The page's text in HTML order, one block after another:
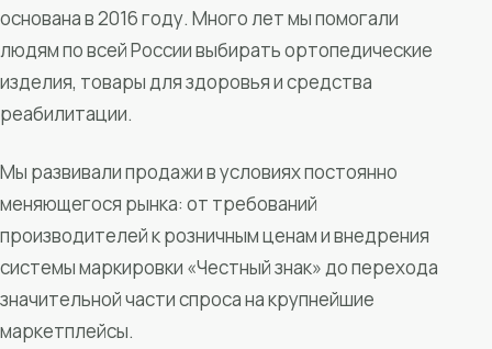
основана в 2016 году. Много лет мы помогали
людям по всей России выбирать ортопедические
изделия, товары для здоровья и средства
реабилитации.
Мы развивали продажи в условиях постоянно
меняющегося рынка: от требований
производителей к розничным ценам и внедрения
системы маркировки «Честный знак» до перехода
значительной части спроса на крупнейшие
маркетплейсы.